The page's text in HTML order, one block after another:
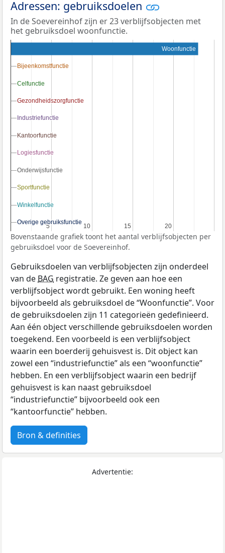
Adressen: gebruiksdoelen
In de Soevereinhof zijn er 23 verblijfsobjecten met
het gebruiksdoel woonfunctie.
5
5 10
10 15
15 20
20
Woonfunctie
Bijeenkomstfunctie
Bijeenkomstfunctie
Celfunctie
Celfunctie
Gezondheidszorgfunctie
Gezondheidszorgfunctie
Industriefunctie
Industriefunctie
Kantoorfunctie
Kantoorfunctie
Logiesfunctie
Logiesfunctie
Onderwijsfunctie
Onderwijsfunctie
Sportfunctie
Sportfunctie
Winkelfunctie
Winkelfunctie
Overige gebruiksfunctie
Overige gebruiksfunctie
Bovenstaande grafiek toont het aantal verblijfsobjecten per
gebruiksdoel voor de Soevereinhof.
Gebruiksdoelen van verblijfsobjecten zijn onderdeel
van de BAG registratie. Ze geven aan hoe een
verblijfsobject wordt gebruikt. Een woning heeft
bijvoorbeeld als gebruiksdoel de “Woonfunctie”. Voor
de gebruiksdoelen zijn 11 categorieën gedefinieerd.
Aan één object verschillende gebruiksdoelen worden
toegekend. Een voorbeeld is een verblijfsobject
waarin een boerderij gehuisvest is. Dit object kan
zowel een “industriefunctie” als een “woonfunctie”
hebben. En een verblijfsobject waarin een bedrijf
gehuisvest is kan naast gebruiksdoel
“industriefunctie” bijvoorbeeld ook een
“kantoorfunctie” hebben.
Bron & definities
Advertentie: